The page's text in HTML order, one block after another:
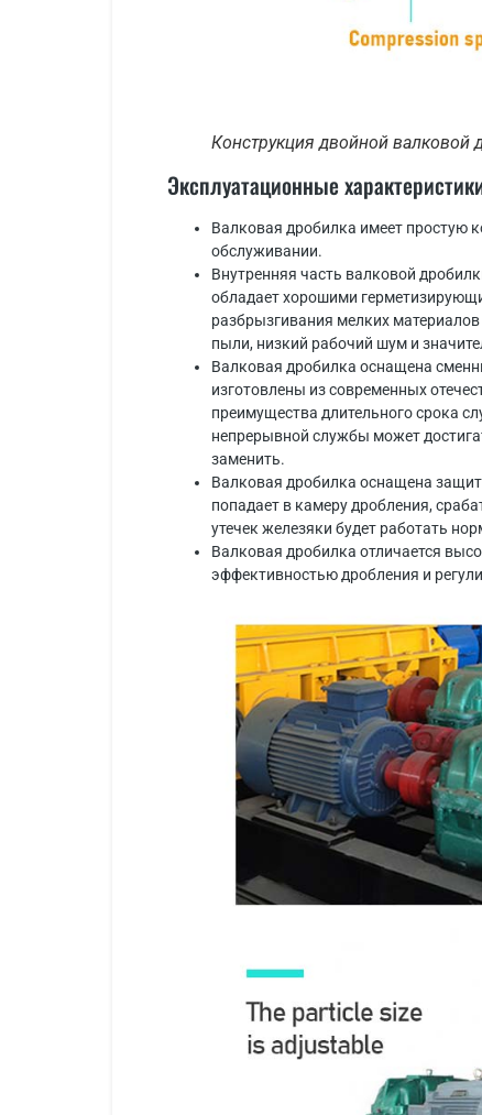
Конструкция двойной валковой
Эксплуатационные
Валковая дробилка имеет простую
обслуживании.
Внутренняя часть валковой
обладает хорошими
разбрызгивания мелких
пыли, низкий рабочий шум и
Валковая дробилка оснащена
изготовлены из современных
преимущества длительного срока
непрерывной службы может
заменить.
Валковая дробилка оснащена
попадает в камеру дробления,
утечек железяки будет работать
Валковая дробилка отличается
эффективностью дробления и